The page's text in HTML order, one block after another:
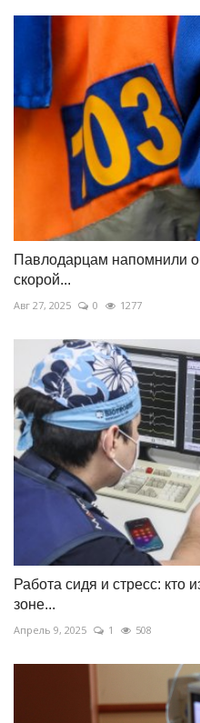
Павлодарцам напомнили
скорой...
Авг 27, 2025 0 1277
Работа сидя и стресс: кто
зоне...
Апрель 9, 2025 1 508